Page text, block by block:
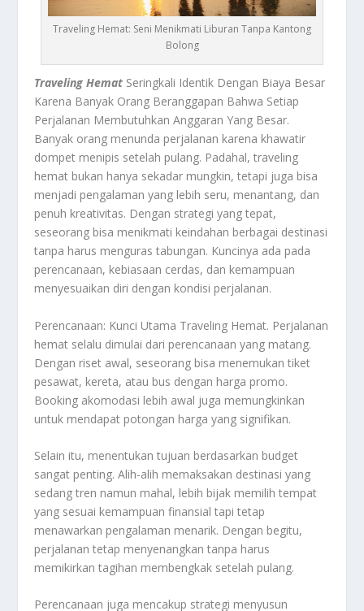
Traveling Hemat: Seni Menikmati Liburan Tanpa Kantong
Bolong
Traveling Hemat Seringkali Identik Dengan Biaya Besar
Karena Banyak Orang Beranggapan Bahwa Setiap
Perjalanan Membutuhkan Anggaran Yang Besar.
Banyak orang menunda perjalanan karena khawatir
dompet menipis setelah pulang. Padahal, traveling
hemat bukan hanya sekadar mungkin, tetapi juga bisa
menjadi pengalaman yang lebih seru, menantang, dan
penuh kreativitas. Dengan strategi yang tepat,
seseorang bisa menikmati keindahan berbagai destinasi
tanpa harus menguras tabungan. Kuncinya ada pada
perencanaan, kebiasaan cerdas, dan kemampuan
menyesuaikan diri dengan kondisi perjalanan.
Perencanaan: Kunci Utama Traveling Hemat. Perjalanan
hemat selalu dimulai dari perencanaan yang matang.
Dengan riset awal, seseorang bisa menemukan tiket
pesawat, kereta, atau bus dengan harga promo.
Booking akomodasi lebih awal juga memungkinkan
untuk mendapat potongan harga yang signifikan.
Selain itu, menentukan tujuan berdasarkan budget
sangat penting. Alih-alih memaksakan destinasi yang
sedang tren namun mahal, lebih bijak memilih tempat
yang sesuai kemampuan finansial tapi tetap
menawarkan pengalaman menarik. Dengan begitu,
perjalanan tetap menyenangkan tanpa harus
memikirkan tagihan membengkak setelah pulang.
Perencanaan juga mencakup strategi menyusun